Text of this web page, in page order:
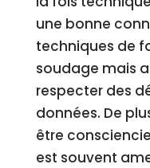
une bonne
techniques de
soudage mais
respecter des
données. De
être
est souvent